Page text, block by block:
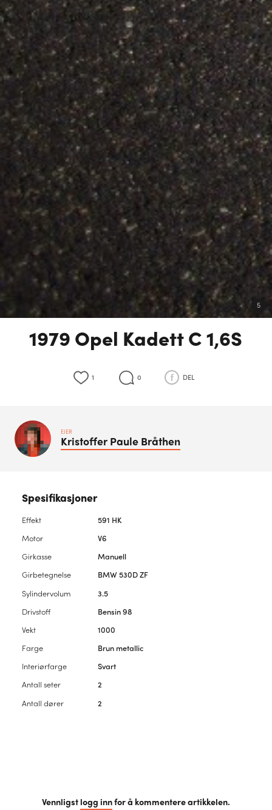
5
1979 Opel Kadett C 1,6S
1 0 DEL
EIER
Kristoffer Paule Bråthen
Spesifikasjoner
Effekt
591 HK
Motor
V6
Girkasse
Manuell
Girbetegnelse
BMW 530D ZF
Sylindervolum
3.5
Drivstoff
Bensin 98
Vekt
1000
Farge
Brun metallic
Interiørfarge
Svart
Antall seter
2
Antall dører
2
Vennligst logg innfor å kommentere artikkelen.